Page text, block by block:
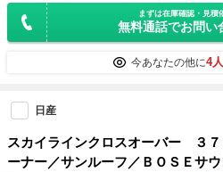
まずは在庫確認・見積
無料通話でお問い
今あなたの他に4人
日産
スカイラインクロスオーバー ３
ーナー／サンルーフ／ＢＯＳＥサ